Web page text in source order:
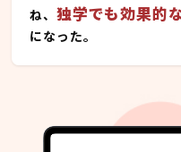
ね、独学でも効果的
になった。